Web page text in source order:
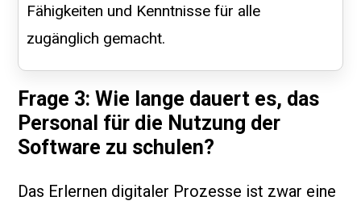
Fähigkeiten und Kenntnisse für alle
zugänglich gemacht.
Frage 3: Wie lange dauert es, das
Personal für die Nutzung der
Software zu schulen?
Das Erlernen digitaler Prozesse ist zwar eine